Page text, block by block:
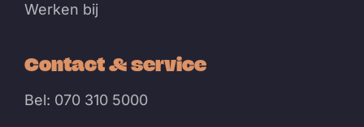
Werken bij
Contact & service
Bel: 070 310 5000